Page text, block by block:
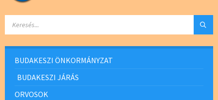
BUDAKESZI ÖNKORMÁNYZAT
BUDAKESZI JÁRÁS
ORVOSOK